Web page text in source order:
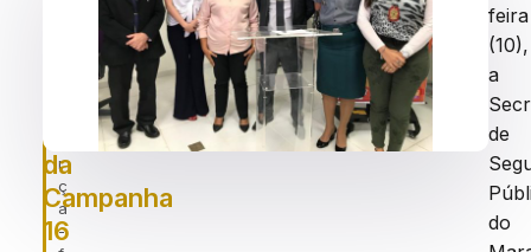
r
ç
a
-
participa
encerramento
da
Campanha
16
feira
(10),
a
de
do